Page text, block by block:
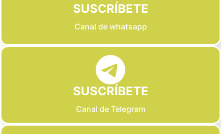
SUSCRÍBETE
Canal de whatsapp
SUSCRÍBETE
Canal de Telegram